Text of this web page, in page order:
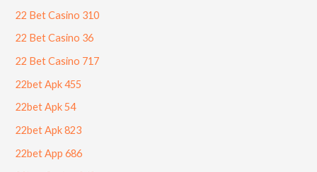
22 Bet Casino 310
22 Bet Casino 36
22 Bet Casino 717
22bet Apk 455
22bet Apk 54
22bet Apk 823
22bet App 686